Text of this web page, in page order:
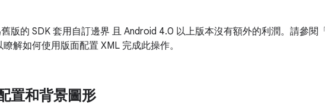
版的 SDK 套用自訂邊界 且 Android 4.0 以上版本沒有額外的利潤。請參閱「
瞭解如何使用版面配置 XML 完成此操作。
置和背景圖形